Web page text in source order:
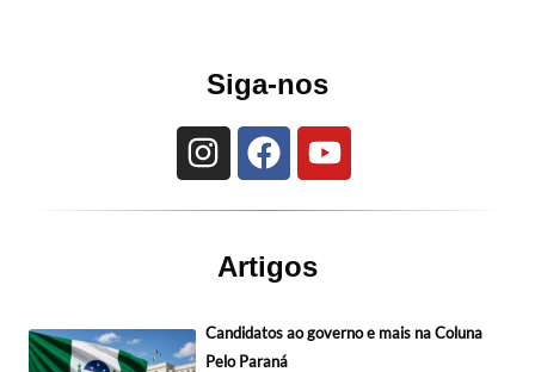
Siga-nos
Artigos
Candidatos ao governo e mais na Coluna
Pelo Paraná